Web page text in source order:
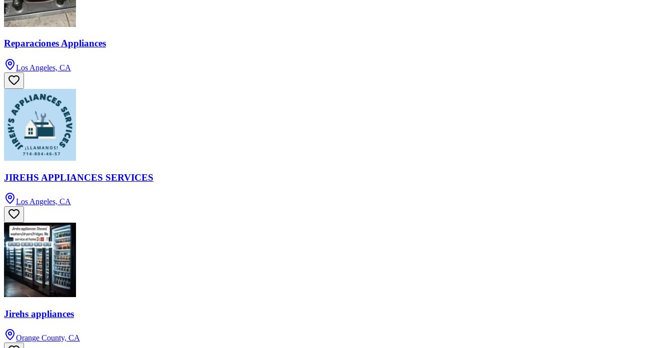
Reparaciones Appliances
Los Angeles, CA
JIREHS APPLIANCES SERVICES
Los Angeles, CA
Jirehs appliances
Orange County, CA